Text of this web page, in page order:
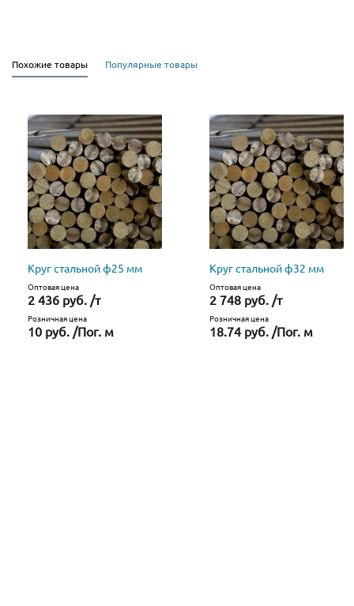
Похожие товары Популярные товары
Круг стальной ф25 мм
Оптовая цена
2 436 руб. /т
Розничная цена
10 руб. /Пог. м
Круг стальной ф32 мм
Оптовая цена
2 748 руб. /т
Розничная цена
18.74 руб. /Пог. м